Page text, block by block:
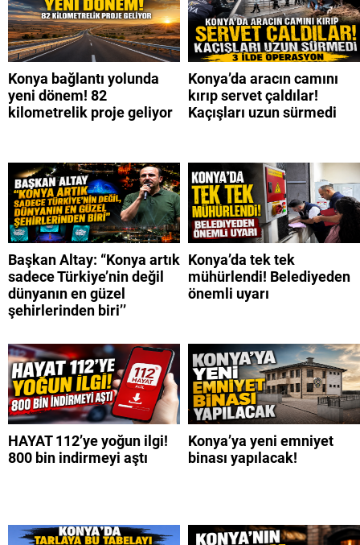
Konya bağlantı yolunda
yeni dönem! 82
kilometrelik proje geliyor
Konya’da aracın camını
kırıp servet çaldılar!
Kaçışları uzun sürmedi
Başkan Altay: “Konya artık
sadece Türkiye’nin değil
dünyanın en güzel
şehirlerinden biri’’
Konya’da tek tek
mühürlendi! Belediyeden
önemli uyarı
HAYAT 112’ye yoğun ilgi!
800 bin indirmeyi aştı
Konya’ya yeni emniyet
binası yapılacak!